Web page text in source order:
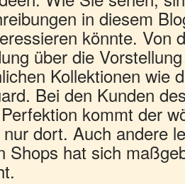
in diesem
könnte. Von
über die
Kollektionen wie
Bei den Kunden
kommt der
dort. Auch andere
Shops hat sich